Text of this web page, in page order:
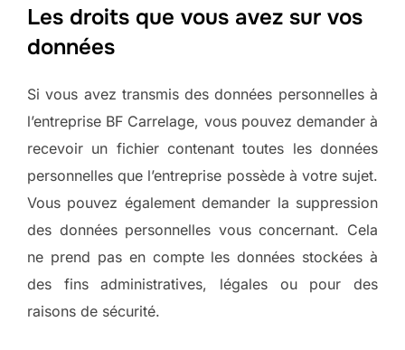
Les droits que vous avez sur vos
données
Si vous avez transmis des données personnelles à
l’entreprise BF Carrelage, vous pouvez demander à
recevoir un fichier contenant toutes les données
personnelles que l’entreprise possède à votre sujet.
Vous pouvez également demander la suppression
des données personnelles vous concernant. Cela
ne prend pas en compte les données stockées à
des fins administratives, légales ou pour des
raisons de sécurité.